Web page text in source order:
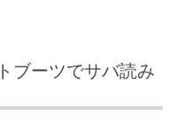
ブーツでサバ読み